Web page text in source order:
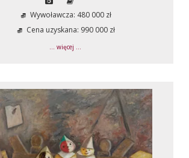
Wywoławcza: 480 000 zł
Cena uzyskana: 990 000 zł
... więcej ...